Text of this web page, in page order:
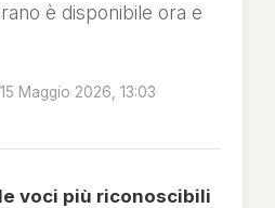
è disponibile ora e
15 Maggio 2026, 13:03·
voci più riconoscibili